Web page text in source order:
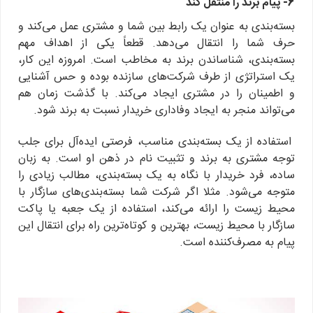
بسته‌بندی به عنوان یک رابط بین شما و مشتری عمل می‌کند و
حرف شما را انتقال می‌دهد. قطعاً یکی از اهداف مهم
بسته‌بندی، شناساندن برند به مخاطب است. امروزه این کار،
یک استراتژی از طرف شرکت‌های سازنده بوده و حس آشنایی
و اطمینان را در مشتری ایجاد می‌کند. با گذشت زمان هم
می‌تواند منجر به ایجاد وفاداری خریدار نسبت به برند شود.
استفاده از یک بسته‌بندی مناسب، فرصتی ایده‌آل برای جلب
توجه مشتری به برند و تثبیت نام در ذهن او است. به زبان
ساده، فرد خریدار با نگاه به یک بسته‌بندی، مطالب زیادی را
متوجه می‌شود. مثلا اگر شرکت شما بسته‌بندی‌های سازگار با
محیط زیست را ارائه می‌کند، استفاده از یک جعبه یا پاکت
سازگار با محیط زیست، بهترین و کوتاه‌ترین راه برای انتقال این
پیام به مصرف‌کننده است.